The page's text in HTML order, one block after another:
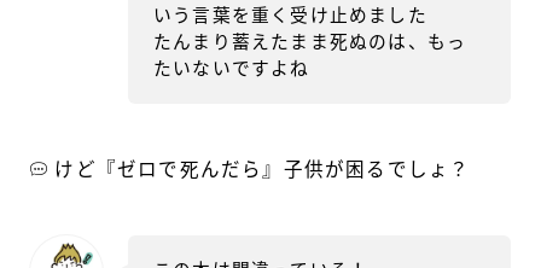
いう言葉を重く受け止めました
たんまり蓄えたまま死ぬのは、もっ
たいないですよね
けど『ゼロで死んだら』子供が困るでしょ？